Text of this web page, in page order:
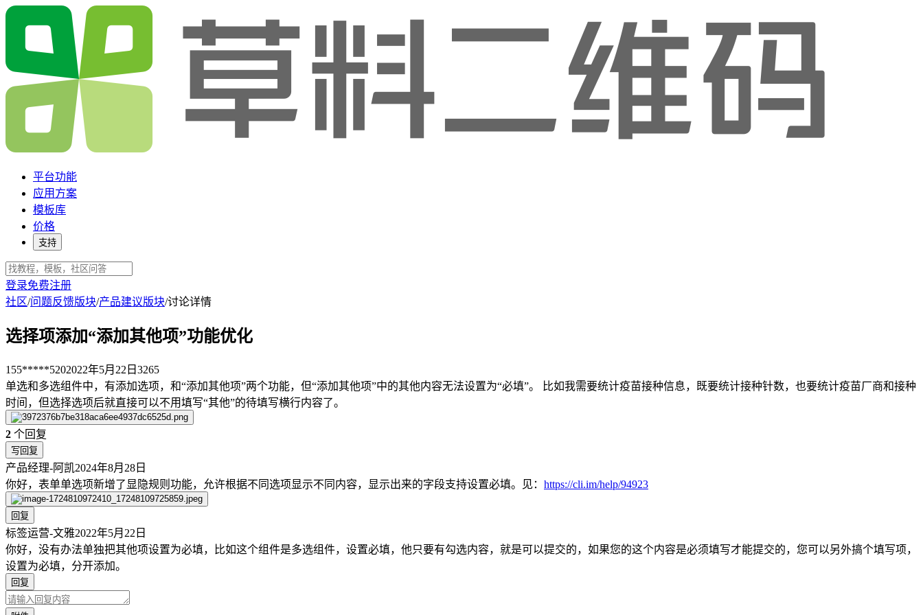
平台功能
应用方案
模板库
价格
支持
登录免费注册
社区/问题反馈版块/产品建议版块/讨论详情
选择项添加“添加其他项”功能优化
155*****5202022年5月22日 3265
单选和多选组件中，有添加选项，和“添加其他项”两个功能，但“添加其他项”中的其他内容无法设置为“必填”。 比如我需要统计疫苗接种信息，既要统计接种针数，也要统计疫苗厂商和接种
时间，但选择选项后就直接可以不用填写“其他”的待填写横行内容了。
2 个回复
写回复
产品经理-阿凯2024年8月28日
你好，表单单选项新增了显隐规则功能，允许根据不同选项显示不同内容，显示出来的字段支持设置必填。见： https://cli.im/help/94923
回复
标签运营-文雅2022年5月22日
你好，没有办法单独把其他项设置为必填，比如这个组件是多选组件，设置必填，他只要有勾选内容，就是可以提交的，如果您的这个内容是必须填写才能提交的，您可以另外搞个填写项，
设置为必填，分开添加。
回复